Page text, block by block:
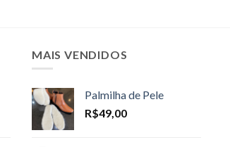
MAIS VENDIDOS
Palmilha de Pele
R$49,00